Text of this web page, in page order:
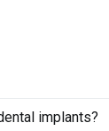
implants?